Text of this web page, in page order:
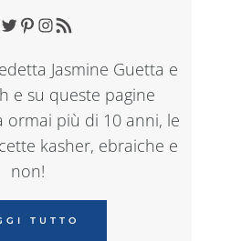
TwitterPinterest
Instagram
RSS Feed
Jasmine Guetta e
e su queste pagine
ormai più di 10 anni, le
kasher, ebraiche e
non!
TUTTO